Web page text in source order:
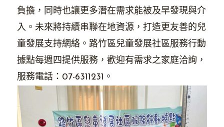
負擔，同時也讓更多潛在需求能被及早發現與介
入。未來將持續串聯在地資源，打造更友善的兒
童發展支持網絡。路竹區兒童發展社區服務行動
據點每週四提供服務，歡迎有需求之家庭洽詢，
服務電話：07-6311231。